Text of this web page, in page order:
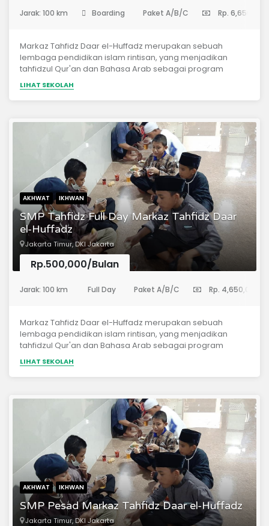
Jarak: 100 km Boarding Paket A/B/C Rp. 6,650,000
Markaz Tahfidz Daar el-Huffadz merupakan sebuah
lembaga pendidikan islam rintisan, yang menjadikan
tahfidzul Qur'an dan Bahasa Arab sebagai program
utama. *Materi Pelajaran* Tahfidzhul Qur'an Mutun Tajwid
Tafsir Ma'ani Bahasa Arab Tauhid / Aqidah As-Salaf Hadits
Fiqh Adab Islam IT (Programing, Networking, dan Desain
LIHAT SEKOLAH
AKHWAT IKHWAN
SMP Tahfidz Full Day Markaz Tahfidz Daar
el-Huffadz
Jakarta Timur, DKI Jakarta
Rp.500,000/Bulan
Jarak: 100 km Full Day Paket A/B/C Rp. 4,650,000
Markaz Tahfidz Daar el-Huffadz merupakan sebuah
lembaga pendidikan islam rintisan, yang menjadikan
tahfidzul Qur'an dan Bahasa Arab sebagai program
utama. *Materi Pelajaran* Tahfidzhul Qur'an Mutun
Tajwid Tafsir Ma'ani Bahasa Arab Tauhid / Aqidah As-
Salaf Hadits Fiqh Adab Islam IT (Programing, Networking,
LIHAT SEKOLAH
AKHWAT IKHWAN
SMP Pesad Markaz Tahfidz Daar el-Huffadz
Jakarta Timur, DKI Jakarta